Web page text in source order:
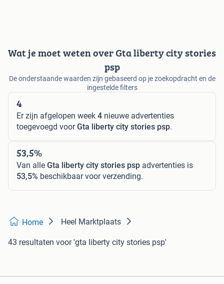
Wat je moet weten over Gta liberty city stories
psp
De onderstaande waarden zijn gebaseerd op je zoekopdracht en de
ingestelde filters
4
Er zijn afgelopen week 4 nieuwe advertenties
toegevoegd voorGta liberty city stories psp.
53,5%
Van alle Gta liberty city stories psp advertenties is
53,5% beschikbaar voor verzending.
Home Heel Marktplaats
43 resultaten voor 'gta liberty city stories psp'